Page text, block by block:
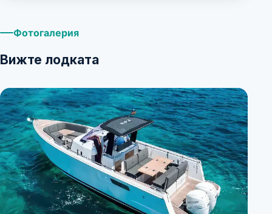
Фотогалерия
Вижте лодката